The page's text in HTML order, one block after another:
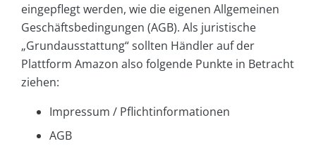
eingepflegt werden, wie die eigenen Allgemeinen
Geschäftsbedingungen (AGB). Als juristische
„Grundausstattung“ sollten Händler auf der
Plattform Amazon also folgende Punkte in Betracht
ziehen:
Impressum / Pflichtinformationen
AGB